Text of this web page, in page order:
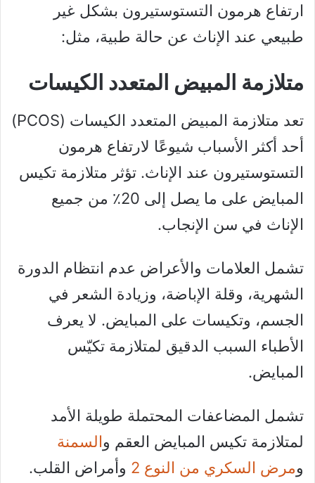
ارتفاع هرمون التستوستيرون بشكل غير
طبيعي عند الإناث عن حالة طبية، مثل:
متلازمة المبيض المتعدد الكيسات
تعد متلازمة المبيض المتعدد الكيسات (PCOS)
أحد أكثر الأسباب شيوعًا لارتفاع هرمون
التستوستيرون عند الإناث. تؤثر متلازمة تكيس
المبايض على ما يصل إلى 20٪ من جميع
الإناث في سن الإنجاب.
تشمل العلامات والأعراض عدم انتظام الدورة
الشهرية، وقلة الإباضة، وزيادة الشعر في
الجسم، وتكيسات على المبايض. لا يعرف
الأطباء السبب الدقيق لمتلازمة تكيّس
المبايض.
تشمل المضاعفات المحتملة طويلة الأمد
لمتلازمة تكيس المبايض العقم والسمنة
ومرض السكري من النوع 2 وأمراض القلب.